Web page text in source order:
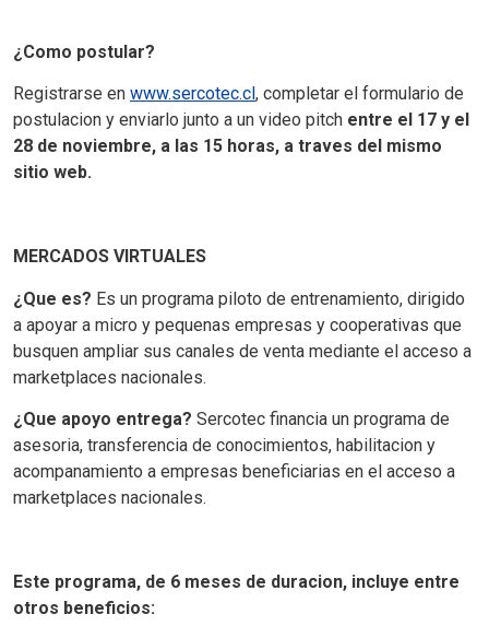
¿Como postular?
Registrarse en www.sercotec.cl , completar el formulario de
postulacion y enviarlo junto a un video pitch entre el 17 y el
28 de noviembre, a las 15 horas, a traves del mismo
sitio web.
MERCADOS VIRTUALES
¿Que es? Es un programa piloto de entrenamiento, dirigido
a apoyar a micro y pequenas empresas y cooperativas que
busquen ampliar sus canales de venta mediante el acceso a
marketplaces nacionales.
¿Que apoyo entrega? Sercotec financia un programa de
asesoria, transferencia de conocimientos, habilitacion y
acompanamiento a empresas beneficiarias en el acceso a
marketplaces nacionales.
Este programa, de 6 meses de duracion, incluye entre
otros beneficios: